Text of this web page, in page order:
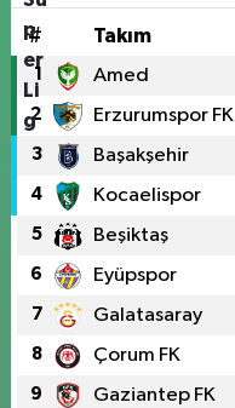
# Takım
1 Amed
2 Erzurumspor FK
3 Başakşehir
4 Kocaelispor
5 Beşiktaş
6 Eyüpspor
7 Galatasaray
8 Çorum FK
9 Gaziantep FK